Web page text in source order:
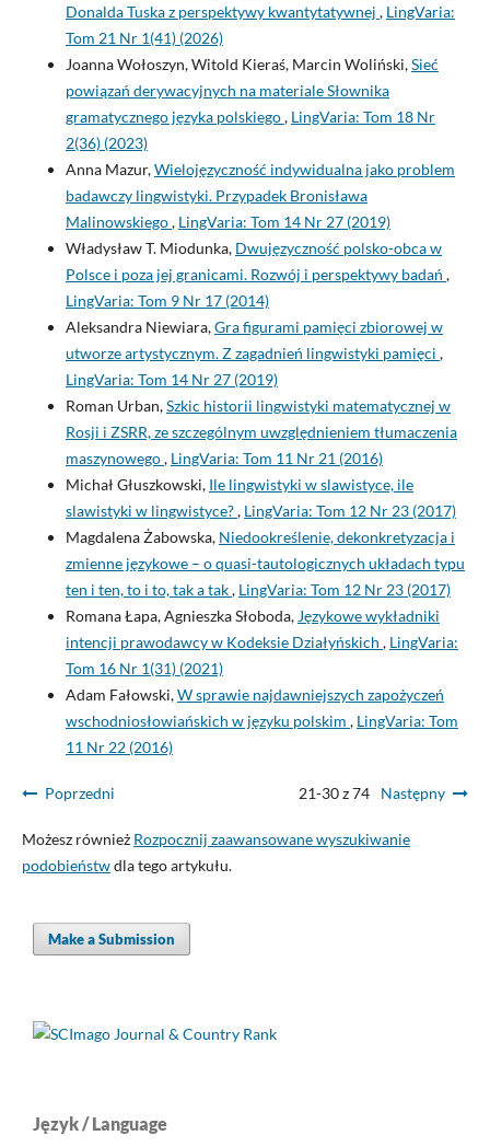
Donalda Tuska z perspektywy kwantytatywnej , LingVaria:
Tom 21 Nr 1(41) (2026)
Joanna Wołoszyn, Witold Kieraś, Marcin Woliński,Sieć
powiązań derywacyjnych na materiale Słownika
gramatycznego języka polskiego, LingVaria: Tom 18 Nr
2(36) (2023)
Anna Mazur,Wielojęzyczność indywidualna jako problem
badawczy lingwistyki. Przypadek Bronisława
Malinowskiego, LingVaria: Tom 14 Nr 27 (2019)
Władysław T. Miodunka, Dwujęzyczność polsko-obca w
Polsce i poza jej granicami. Rozwój i perspektywy badań ,
LingVaria: Tom 9 Nr 17 (2014)
Aleksandra Niewiara,Gra figurami pamięci zbiorowej w
utworze artystycznym. Z zagadnień lingwistyki pamięci ,
LingVaria: Tom 14 Nr 27 (2019)
Roman Urban,Szkic historii lingwistyki matematycznej w
Rosji i ZSRR, ze szczególnym uwzględnieniem tłumaczenia
maszynowego, LingVaria: Tom 11 Nr 21 (2016)
Michał Głuszkowski, Ile lingwistyki w slawistyce, ile
slawistyki w lingwistyce?, LingVaria: Tom 12 Nr 23 (2017)
Magdalena Żabowska, Niedookreślenie, dekonkretyzacja i
zmienne językowe – o quasi-tautologicznych układach typu
ten i ten, to i to, tak a tak, LingVaria: Tom 12 Nr 23 (2017)
Romana Łapa, Agnieszka Słoboda, Językowe wykładniki
intencji prawodawcy w Kodeksie Działyńskich , LingVaria:
Tom 16 Nr 1(31) (2021)
Adam Fałowski,W sprawie najdawniejszych zapożyczeń
wschodniosłowiańskich w języku polskim , LingVaria: Tom
11 Nr 22 (2016)
Poprzedni 21-30 z 74 Następny
Możesz również Rozpocznij zaawansowane wyszukiwanie
podobieństwdla tego artykułu.
Make a Submission
Język / Language